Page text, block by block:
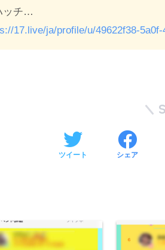
ッチ…
17.live/ja/profile/u/49622f38-
ツイート シェア